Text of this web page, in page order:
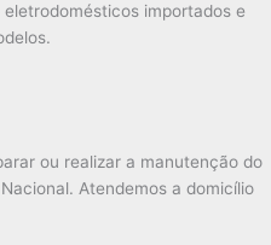
importados e
ou realizar a manutenção do
Atendemos a domicílio